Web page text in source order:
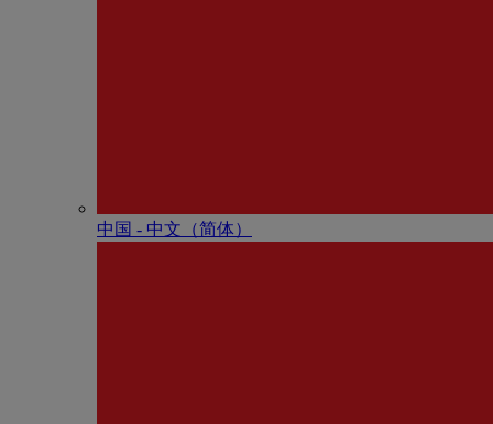
中国 - 中⽂（简体）